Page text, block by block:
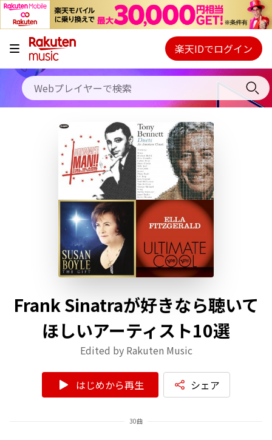
キャンペーン
料金プラン
使い方
初回30日間無料お試し
Webプレイヤー
ご契約内容の確認・変更
楽天IDでログイン
Frank Sinatraが好きなら聴いて
ほしいアーティスト10選
Edited by Rakuten Music
はじめから再生 シェア
30曲